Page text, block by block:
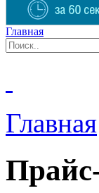
Главная
Главная